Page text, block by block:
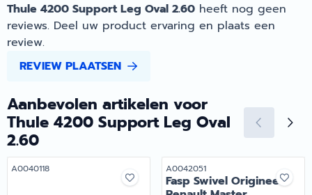
Thule 4200 Support Leg Oval 2.60 heeft nog geen
reviews. Deel uw product ervaring en plaats een
review.
REVIEW PLAATSEN
Aanbevolen artikelen voor
Thule 4200 Support Leg Oval
2.60
Artikelnummer
A0040118 Artikelnummer
A0042051
Fasp Swivel Origineel